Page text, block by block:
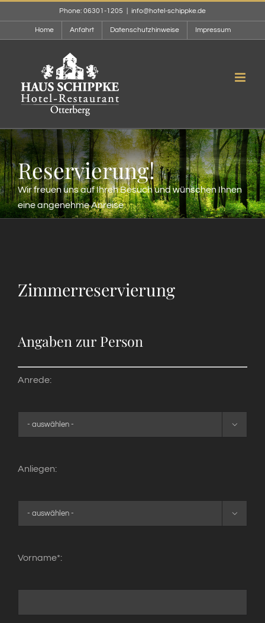
Inhalt
springen
Phone: 06301-1205 info@hotel-schippke.de
Home Anfahrt Datenschutzhinweise Impressum
Reservierung!
Wir freuen uns auf Ihren Besuch und wünschen Ihnen
eine angenehme Anreise
Zimmerreservierung
Angaben zur Person
Anrede:

Anliegen:

Vorname*: